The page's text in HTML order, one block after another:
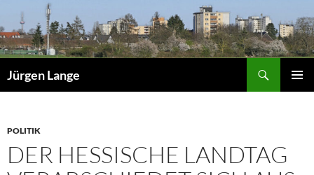
Inhalt
springen
Jürgen Lange
POLITIK
DER HESSISCHE LANDTAG